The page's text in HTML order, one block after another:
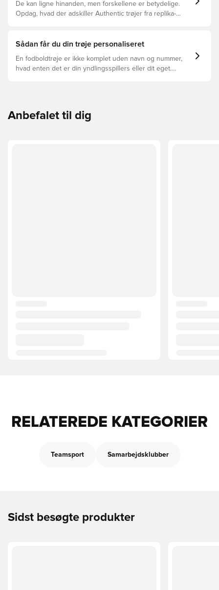
De kan ligne hinanden, men forskellene er betydelige.
Opdag, hvad der adskiller Authentic trøjer fra replika-
Sådan får du din trøje personaliseret
En fodboldtrøje er ikke komplet uden navn og nummer,
hvad enten det er din yndlingsspillers eller dit eget.
Anbefalet til dig
RELATEREDE KATEGORIER
Teamsport Samarbejdsklubber
Sidst besøgte produkter